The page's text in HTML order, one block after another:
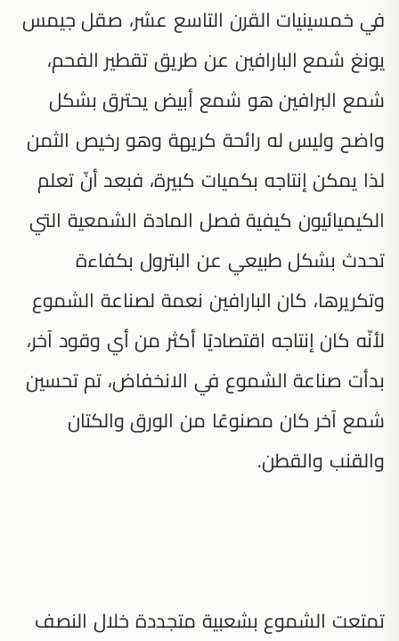
في خمسينيات القرن التاسع عشر، صقل جيمس
يونغ شمع البارافين عن طريق تقطير الفحم،
شمع البرافين هو شمع أبيض يحترق بشكل
واضح وليس له رائحة كريهة وهو رخيص الثمن
لذا يمكن إنتاجه بكميات كبيرة، فبعد أنّ تعلم
الكيميائيون كيفية فصل المادة الشمعية التي
تحدث بشكل طبيعي عن البترول بكفاءة
وتكريرها، كان البارافين نعمة لصناعة الشموع
لأنّه كان إنتاجه اقتصاديًا أكثر من أي وقود آخر،
بدأت صناعة الشموع في الانخفاض، تم تحسين
شمع آخر كان مصنوعًا من الورق والكتان
والقنب والقطن.
تمتعت الشموع بشعبية متجددة خلال النصف